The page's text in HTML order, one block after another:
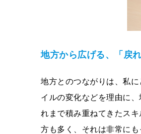
地⽅から広げる、「戻
地⽅とのつながりは、私
イルの変化などを理由に
れまで積み重ねてきたス
⽅も多く、それは⾮常にも